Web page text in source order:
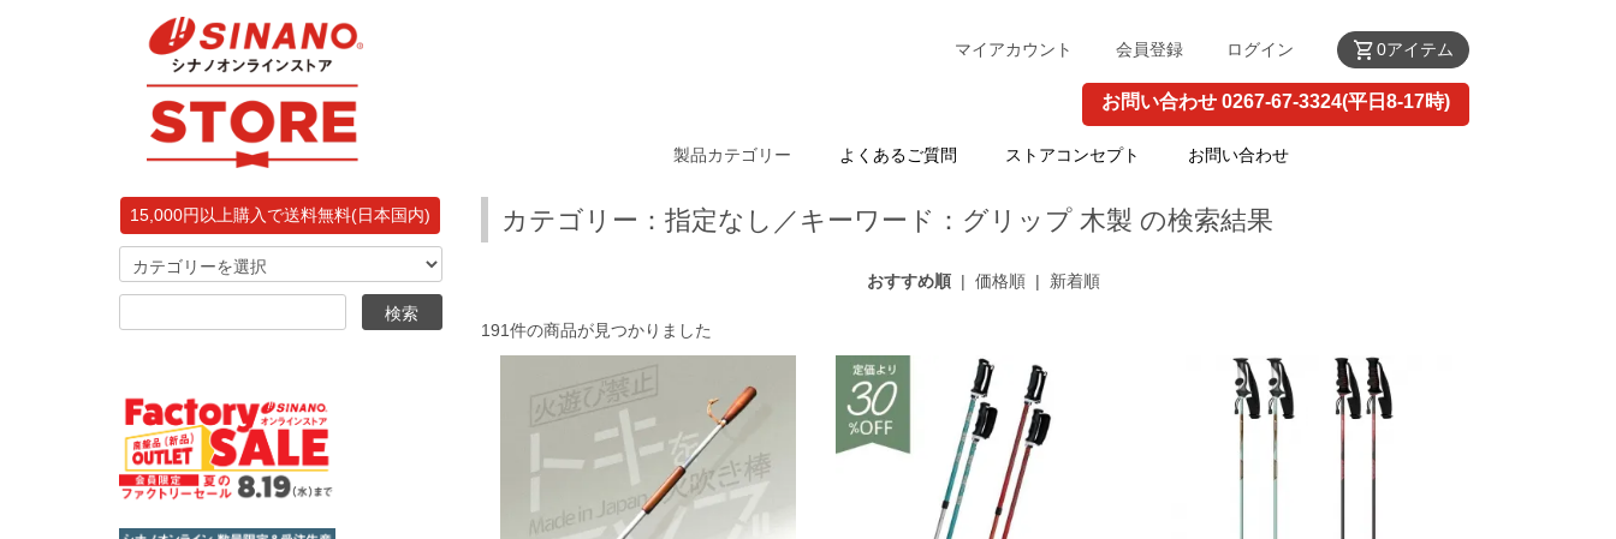
shopping_cart0アイテム
マイアカウント 会員登録 ログイン
お問い合わせ 0267-67-3324(平日8-17時)
製品カテゴリー よくあるご質問 ストアコンセプト お問い合わせ
カテゴリー：指定なし／キーワード：グリップ 木製 の検索結果
おすすめ順 |価格順 | 新着順
191件の商品が見つかりました
15,000円以上購入で送料無料(日本国内)